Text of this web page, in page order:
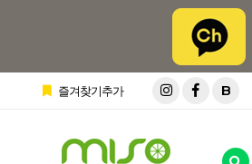
즐겨찾기추가 B